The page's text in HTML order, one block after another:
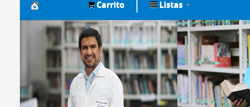
Biblioteca
Central
EsSalud
Carrito Listas